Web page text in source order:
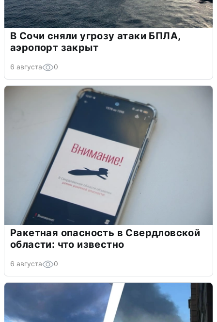
В Сочи сняли угрозу атаки БПЛА,
аэропорт закрыт
6 августа 0
Ракетная опасность в Свердловской
области: что известно
6 августа 0